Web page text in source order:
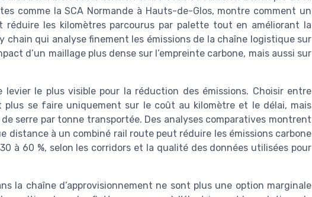
comme la SCA Normande à Hauts-de-Glos, montre comment un
réduire les kilomètres parcourus par palette tout en améliorant la
chain qui analyse finement les émissions de la chaîne logistique sur
d’un maillage plus dense sur l’empreinte carbone, mais aussi sur
le plus visible pour la réduction des émissions. Choisir entre
se faire uniquement sur le coût au kilomètre et le délai, mais
serre par tonne transportée. Des analyses comparatives montrent
distance à un combiné rail route peut réduire les émissions carbone
à 60 %, selon les corridors et la qualité des données utilisées pour
la chaîne d’approvisionnement ne sont plus une option marginale